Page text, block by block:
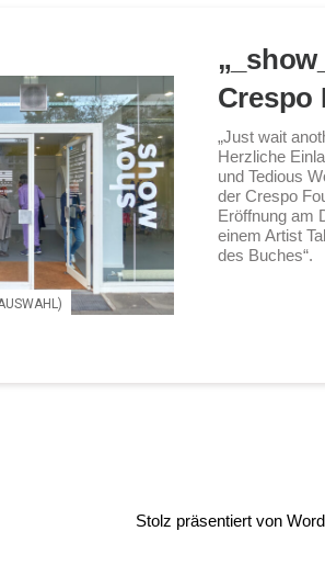
Crespo
„Just wait
Herzliche
und Tedious
der Crespo
Eröffnung am
einem Artist
des Buches“.
Stolz präsentiert von